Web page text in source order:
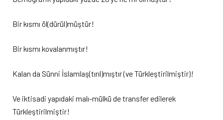
Bir kısmı öl(dürül)müştür!
Bir kısmı kovalanmıştır!
Kalan da Sünni İslamlaş(tırıl)mıştır (ve Türkleştirilmiştir)!
Ve iktisadi yapıdaki malı-mülkü de transfer edilerek
Türkleştirilmiştir!